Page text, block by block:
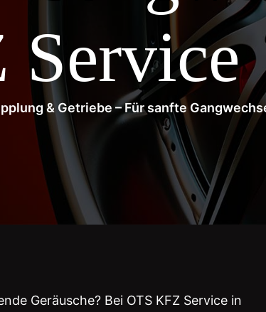
Service
& Getriebe – Für sanfte
Geräusche? Bei OTS KFZ Service in